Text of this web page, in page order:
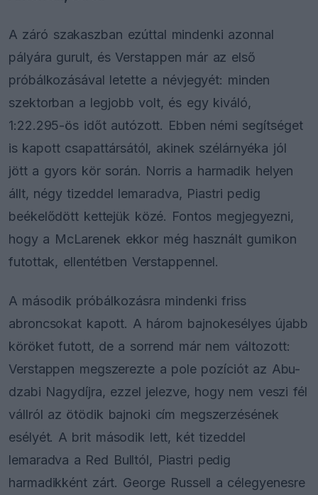
A záró szakaszban ezúttal mindenki azonnal
pályára gurult, és Verstappen már az első
próbálkozásával letette a névjegyét: minden
szektorban a legjobb volt, és egy kiváló,
1:22.295-ös időt autózott. Ebben némi segítséget
is kapott csapattársától, akinek szélárnyéka jól
jött a gyors kör során. Norris a harmadik helyen
állt, négy tizeddel lemaradva, Piastri pedig
beékelődött kettejük közé. Fontos megjegyezni,
hogy a McLarenek ekkor még használt gumikon
futottak, ellentétben Verstappennel.
A második próbálkozásra mindenki friss
abroncsokat kapott. A három bajnokesélyes újabb
köröket futott, de a sorrend már nem változott:
Verstappen megszerezte a pole pozíciót az Abu-
dzabi Nagydíjra, ezzel jelezve, hogy nem veszi fél
vállról az ötödik bajnoki cím megszerzésének
esélyét. A brit második lett, két tizeddel
lemaradva a Red Bulltól, Piastri pedig
harmadikként zárt. George Russell a célegyenesre